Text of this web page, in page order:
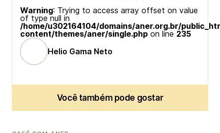
Warning: Trying to access array offset on value
of type null in
/home/u302164104/domains/aner.org.br/
content/themes/aner/single.php on line 235
Helio Gama Neto
Você também pode gostar